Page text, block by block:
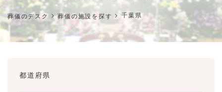
葬儀のデスク >葬儀の施設を探す >千葉県
都道府県